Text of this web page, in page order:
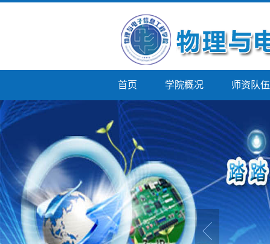
首页 学院概况 师资队伍